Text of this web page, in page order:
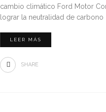
cambio climático Ford Motor
lograr la neutralidad de carbono
LEER MÁS
SHARE